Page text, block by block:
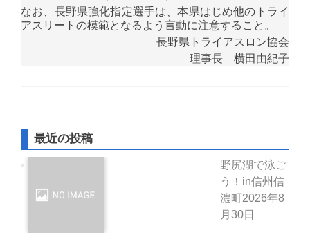
なお、長野県強化指定選手は、本県はじめ他のトライ
アスリートの模範となるよう言動に注意すること。
長野県トライアスロン協会
理事長 横田由紀子
最近の投稿
野尻湖で泳ご
う！in信州信
濃町 2026年8
月30日